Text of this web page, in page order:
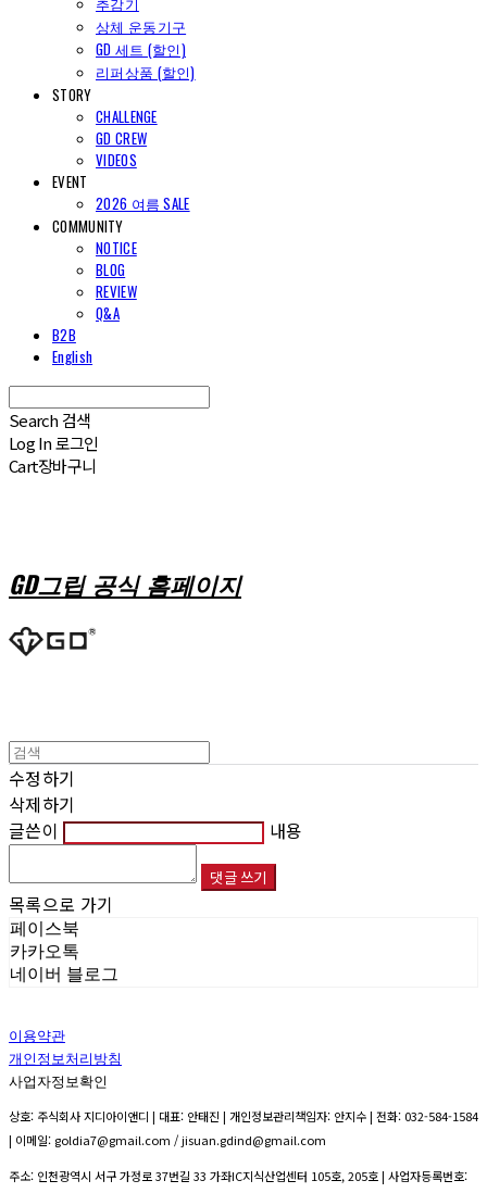
상체 운동기구
GD 세트 (할인)
리퍼상품 (할인)
STORY
CHALLENGE
GD CREW
VIDEOS
EVENT
2026 여름 SALE
COMMUNITY
NOTICE
BLOG
REVIEW
Q&A
B2B
English
Search 검색
Log In로그인
Cart장바구니
GD그립 공식 홈페이지
수정하기
삭제하기
글쓴이
내용
댓글 쓰기
목록으로 가기
페이스북
카카오톡
네이버 블로그
이용약관
개인정보처리방침
사업자정보확인
상호: 주식회사 지디아이앤디 | 대표: 안태진 | 개인정보관리책임자: 안지수 | 전화: 032-584-1584
| 이메일: goldia7@gmail.com / jisuan.gdind@gmail.com
주소: 인천광역시 서구 가정로 37번길 33 가좌IC지식산업센터 105호, 205호 | 사업자등록번호: